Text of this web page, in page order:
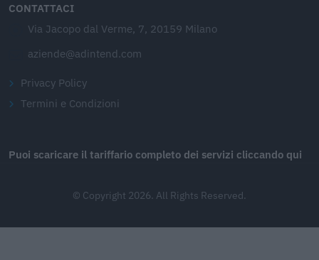
CONTATTACI
Via Jacopo dal Verme, 7, 20159 Milano
aziende@adintend.com
Privacy Policy
Termini e Condizioni
Puoi scaricare il tariffario completo dei servizi cliccando qui
© Copyright 2026. All Rights Reserved.